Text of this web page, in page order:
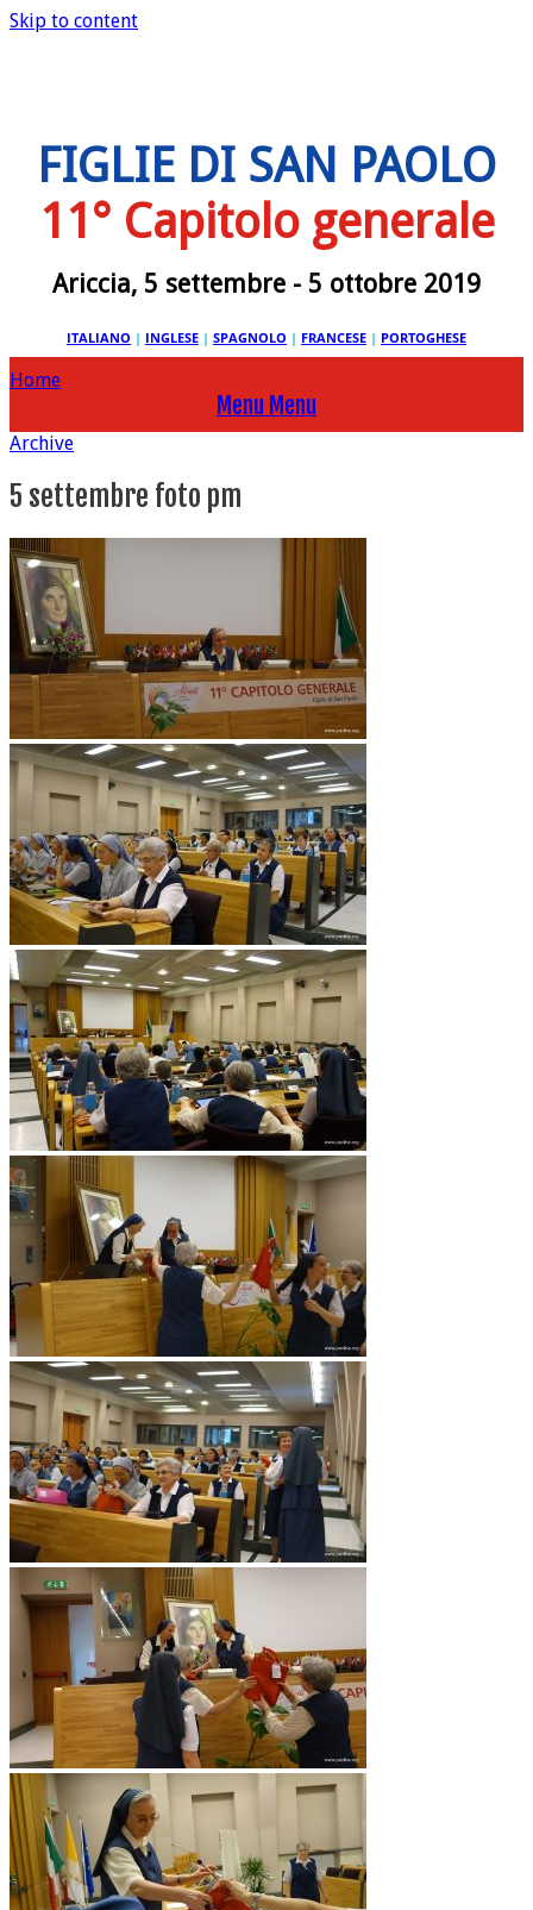
Skip to content
FIGLIE DI SAN PAOLO
11° Capitolo generale
Ariccia, 5 settembre - 5 ottobre 2019
ITALIANO | INGLESE | SPAGNOLO | FRANCESE | PORTOGHESE
Home
Menu Menu
Archive
5 settembre foto pm